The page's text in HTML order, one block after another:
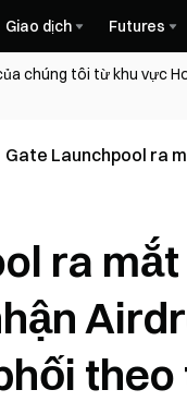
Giao dịch Futures
chúng tôi từ khu vực
Gate Launchpool ra
ra